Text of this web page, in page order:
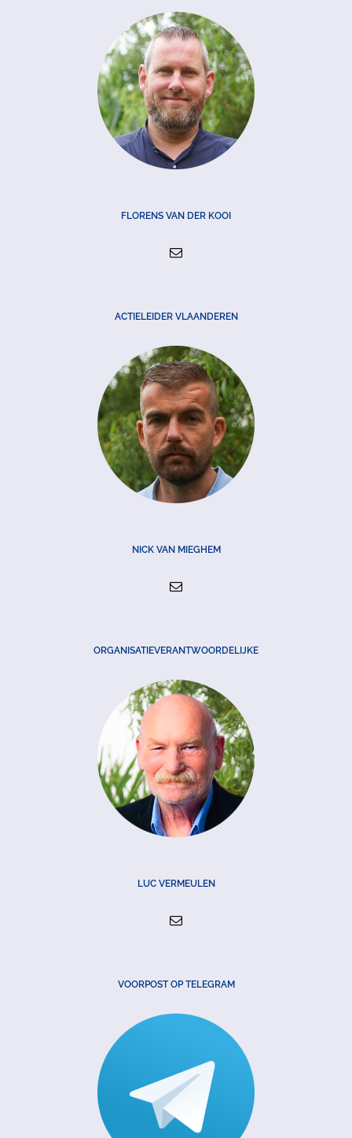
FLORENS VAN DER KOOI
ACTIELEIDER VLAANDEREN
NICK VAN MIEGHEM
ORGANISATIEVERANTWOORDELIJKE
LUC VERMEULEN
VOORPOST OP TELEGRAM